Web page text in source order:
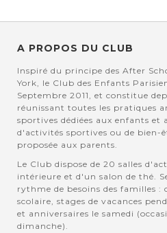
A PROPOS DU CLUB
Inspiré du principe des After
York, le Club des Enfants
Septembre 2011, et constitue
réunissant toutes les pratiques
sportives dédiées aux enfants et
d'activités sportives ou de bien-
proposée aux parents.
Le Club dispose de 20 salles
intérieure et d'un salon de thé.
rythme de besoins des familles :
scolaire, stages de vacances
et anniversaires le samedi
dimanche).